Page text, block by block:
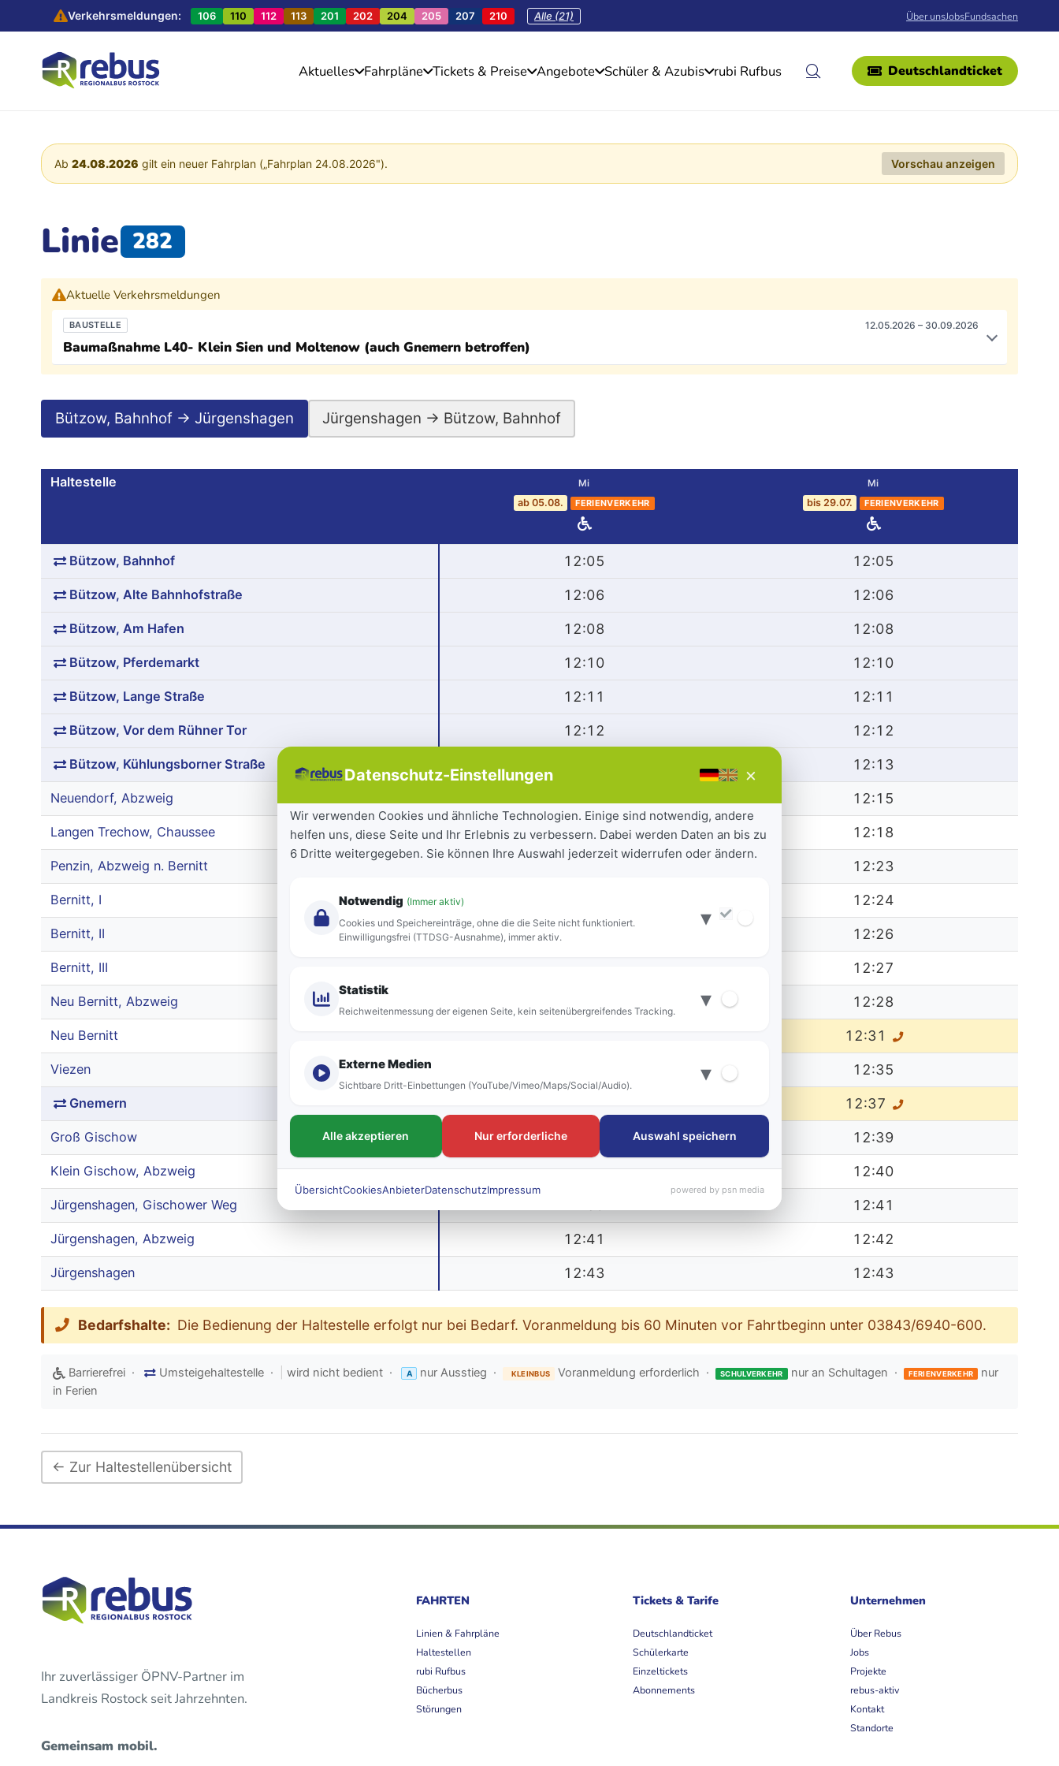
Verkehrsmeldungen: 106 110 112 113 201 202 204 205 207 210 Alle (21) Über unsJobsFundsachen
Aktuelles Fahrpläne Tickets & Preise Angebote Schüler & Azubis rubi Rufbus Deutschlandticket
Ab 24.08.2026 gilt ein neuer Fahrplan („Fahrplan 24.08.2026"). Vorschau anzeigen
Linie 282
Aktuelle Verkehrsmeldungen
BAUSTELLE 12.05.2026 – 30.09.2026
Baumaßnahme L40- Klein Sien und Moltenow (auch Gnemern betroffen)
Bützow, Bahnhof → Jürgenshagen Jürgenshagen → Bützow, Bahnhof
Haltestelle Mi
ab 05.08. FERIENVERKEHR
Mi
bis 29.07. FERIENVERKEHR
Bützow, Bahnhof 12:05 12:05
Bützow, Alte Bahnhofstraße 12:06 12:06
Bützow, Am Hafen 12:08 12:08
Bützow, Pferdemarkt 12:10 12:10
Bützow, Lange Straße 12:11 12:11
Bützow, Vor dem Rühner Tor 12:12 12:12
Bützow, Kühlungsborner Straße 12:13
Neuendorf, Abzweig 12:15
Langen Trechow, Chaussee 12:18 12:18
Penzin, Abzweig n. Bernitt 12:23
Bernitt, I 12:24
Bernitt, II 12:26
Bernitt, III 12:27
Neu Bernitt, Abzweig 12:28
Neu Bernitt 12:31
Viezen 12:35
Gnemern 12:37
Groß Gischow 12:37 12:39
Klein Gischow, Abzweig 12:38 12:40
Jürgenshagen, Gischower Weg 12:41
Jürgenshagen, Abzweig 12:41 12:42
Jürgenshagen 12:43 12:43
Bedarfshalte: Die Bedienung der Haltestelle erfolgt nur bei Bedarf. Voranmeldung bis 60 Minuten vor Fahrtbeginn unter 03843/6940-600.
Barrierefrei · Umsteigehaltestelle · wird nicht bedient · A nur Ausstieg · KLEINBUS Voranmeldung erforderlich · SCHULVERKEHR nur an Schultagen · FERIENVERKEHR
nur
in Ferien
← Zur Haltestellenübersicht
Ihr zuverlässiger ÖPNV-Partner im
Landkreis Rostock seit Jahrzehnten.
Gemeinsam mobil.
FAHRTEN
Linien & Fahrpläne
Haltestellen
rubi Rufbus
Bücherbus
Störungen
Tickets & Tarife
Deutschlandticket
Schülerkarte
Einzeltickets
Abonnements
Unternehmen
Über Rebus
Jobs
Projekte
rebus-aktiv
Kontakt
Standorte
Datenschutz-Einstellungen ×
Wir verwenden Cookies und ähnliche Technologien. Einige sind notwendig, andere
helfen uns, diese Seite und Ihr Erlebnis zu verbessern. Dabei werden Daten an bis zu
6 Dritte weitergegeben. Sie können Ihre Auswahl jederzeit widerrufen oder ändern.
Notwendig (Immer aktiv)
Cookies und Speichereinträge, ohne die die Seite nicht funktioniert.
Einwilligungsfrei (TTDSG-Ausnahme), immer aktiv.
▾
Statistik
Reichweitenmessung der eigenen Seite, kein seitenübergreifendes Tracking. ▾
Externe Medien
Sichtbare Dritt-Einbettungen (YouTube/Vimeo/Maps/Social/Audio). ▾
Alle akzeptieren Nur erforderliche Auswahl speichern
ÜbersichtCookiesAnbieterDatenschutzImpressum powered by psn media